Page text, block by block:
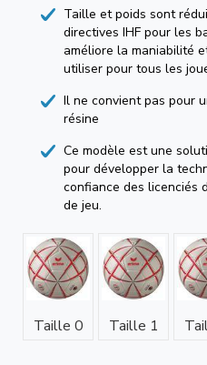
Taille et poids sont
directives IHF pour les
améliore la maniabilité
utiliser pour tous les
Il ne convient pas pour
résine
Ce modèle est une
pour développer la
confiance des licenciés
de jeu.
Taille 0 Taille 1